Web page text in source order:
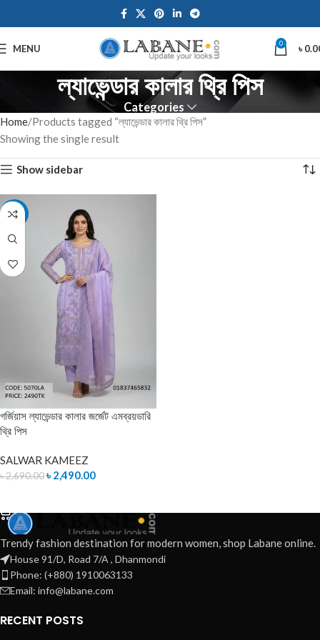
MENU 0 ৳
ল্যাভেন্ডার কালার থ্রি পিস
Categories
Home Products tagged “ল্যাভেন্ডার কালার থ্রি পিস”
Showing the single result
Show sidebar
-7%
গর্জিয়াস ল্যাভেন্ডার কালার জর্জেট এমব্রয়ডারি
থ্রি পিস
SALWAR KAMEEZ
৳2,690.00৳ 2,490.00
Trendy fashion destination for modern women, shop Labane online.
House 91/D, Road 7/A , Dhanmondi
Phone: (+880) 1910063133
Email: info@labane.com
RECENT POSTS